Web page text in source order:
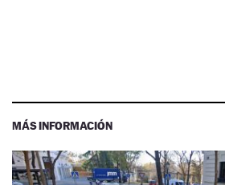
MÁS INFORMACIÓN